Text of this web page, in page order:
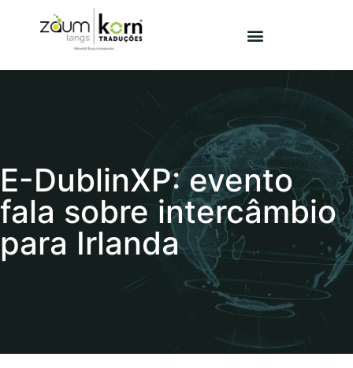
E-DublinXP: evento
fala sobre intercâmbio
para Irlanda